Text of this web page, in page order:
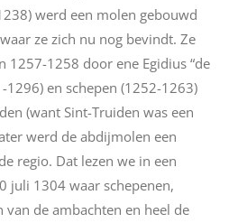
werd een molen gebouwd
ze zich nu nog bevindt. Ze
1257-1258 door ene Egidius “de
1296) en schepen (1252-1263)
(want Sint-Truiden was een
werd de abdijmolen een
regio. Dat lezen we in een
juli 1304 waar schepenen,
van de ambachten en heel de